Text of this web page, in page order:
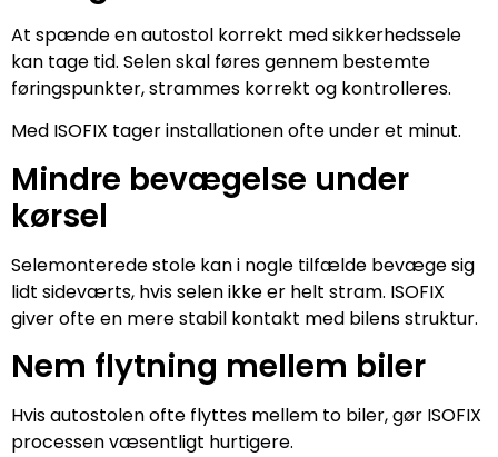
At spænde en autostol korrekt med sikkerhedssele
kan tage tid. Selen skal føres gennem bestemte
føringspunkter, strammes korrekt og kontrolleres.
Med ISOFIX tager installationen ofte under et minut.
Mindre bevægelse under
kørsel
Selemonterede stole kan i nogle tilfælde bevæge sig
lidt sideværts, hvis selen ikke er helt stram. ISOFIX
giver ofte en mere stabil kontakt med bilens struktur.
Nem flytning mellem biler
Hvis autostolen ofte flyttes mellem to biler, gør ISOFIX
processen væsentligt hurtigere.